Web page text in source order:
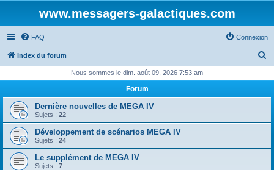
www.messagers-galactiques.com
FAQ Connexion
Index du forum
h
Nous sommes le dim. août 09, 2026 7:53 am
Forum
Dernière nouvelles de MEGA IV
Sujets : 22
Développement de scénarios MEGA IV
Sujets : 24
Le supplément de MEGA IV
Sujets : 7